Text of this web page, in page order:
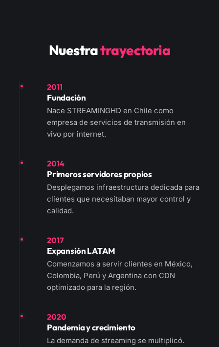
Nuestratrayectoria
2011
Fundación
Nace STREAMINGHD en Chile como
empresa de servicios de transmisión en
vivo por internet.
2014
Primeros servidores propios
Desplegamos infraestructura dedicada para
clientes que necesitaban mayor control y
calidad.
2017
Expansión LATAM
Comenzamos a servir clientes en México,
Colombia, Perú y Argentina con CDN
optimizado para la región.
2020
Pandemia y crecimiento
La demanda de streaming se multiplicó.